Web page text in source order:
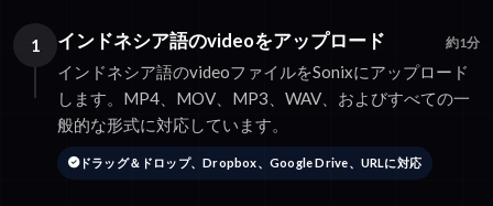
1 インドネシア語のvideoをアップロード 約1分
インドネシア語のvideoファイルをSonixにアップロード
します。MP4、MOV、MP3、WAV、およびすべての一
般的な形式に対応しています。
ドラッグ＆ドロップ、Dropbox、Google Drive、URLに対応